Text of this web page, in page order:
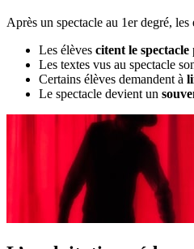
Après un spectacle au 1er degré, les
Les élèves citent le spectacle
Les textes vus au spectacle
Certains élèves demandent à
Le spectacle devient un